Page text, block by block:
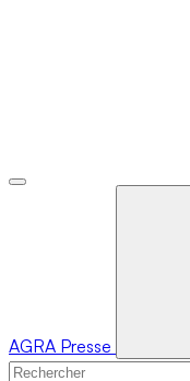
AGRA Presse